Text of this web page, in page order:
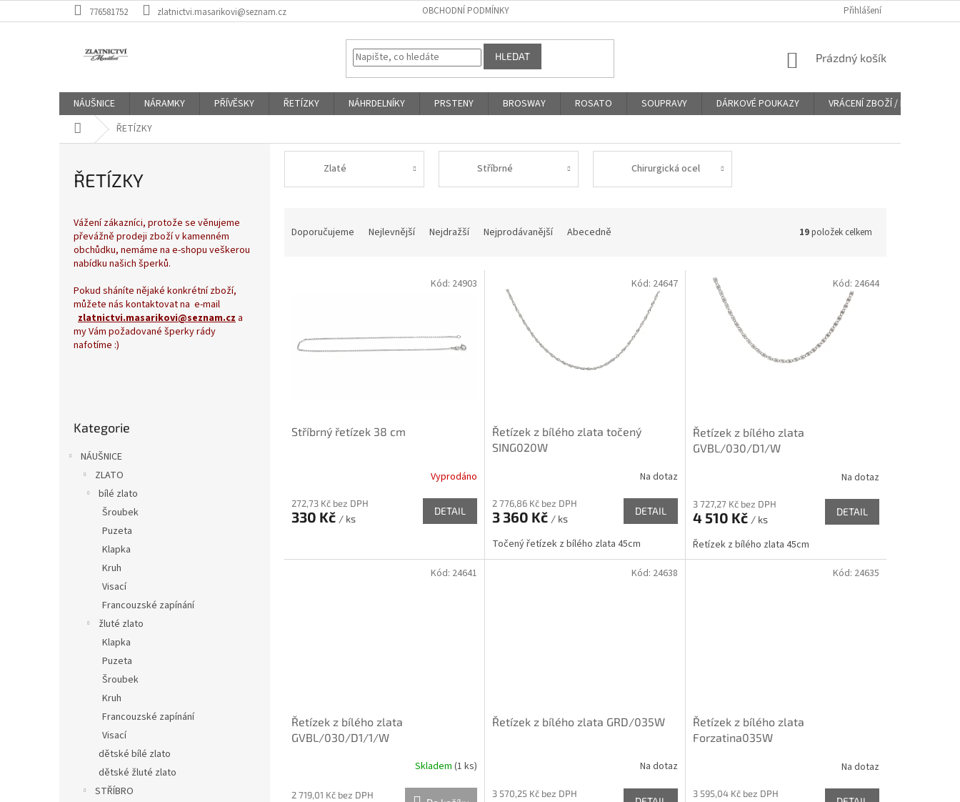
na
776581752 zlatnictvi.masarikovi@seznam.cz OBCHODNÍ PODMÍNKY Přihlášení
HLEDAT
NÁKUPNÍ
Prázdný košík
NÁUŠNICE NÁRAMKY PŘÍVĚSKY ŘETÍZKY NÁHRDELNÍKY PRSTENY BROSWAY ROSATO SOUPRAVY DÁRKOVÉ POUKAZY
VRÁCENÍ ZBOŽÍ / REKLAMACE
Domů ŘETÍZKY
ŘETÍZKY
Vážení zákazníci, protože se věnujeme
převážně prodeji zboží v kamenném
obchůdku, nemáme na e-shopu veškerou
nabídku našich šperků.
Pokud sháníte nějaké konkrétní zboží,
můžete nás kontaktovat na e-mail
zlatnictvi.masarikovi@seznam.cz a
my Vám požadované šperky rády
nafotíme :)
kategorie
Kategorie
NÁUŠNICE
ZLATO
bílé zlato
Šroubek
Puzeta
Klapka
Kruh
Visací
Francouzské zapínání
žluté zlato
Klapka
Puzeta
Šroubek
Kruh
Francouzské zapínání
Visací
dětské bílé zlato
dětské žluté zlato
STŘÍBRO
Zlaté Stříbrné Chirurgická ocel
Doporučujeme Nejlevnější Nejdražší Nejprodávanější Abecedně 19položek celkem
Stříbrný řetízek 38 cm
Vyprodáno
272,73 Kč bez DPH
330 Kč / ks
DETAIL
Kód: 24903
Řetízek z bílého zlata točený
SING020W
Na dotaz
2 776,86 Kč bez DPH
3 360 Kč / ks
DETAIL
Točený řetízek z bílého zlata 45cm
Kód: 24647
Řetízek z bílého zlata
GVBL/030/D1/W
Na dotaz
3 727,27 Kč bez DPH
4 510 Kč / ks
DETAIL
Řetízek z bílého zlata 45cm
Kód: 24644
Řetízek z bílého zlata
GVBL/030/D1/1/W
Skladem (1 ks)
2 719,01 Kč bez DPH
Kód: 24641
Řetízek z bílého zlata GRD/035W
Na dotaz
3 570,25 Kč bez DPH
Kód: 24638
Řetízek z bílého zlata
Forzatina035W
Na dotaz
3 595,04 Kč bez DPH
Kód: 24635